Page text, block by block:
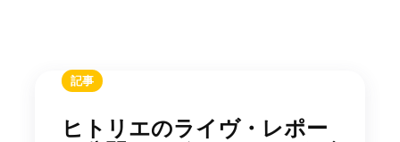
記事
ヒトリエのライヴ・レポー